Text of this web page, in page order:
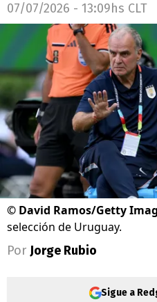
07/07/2026 - 13:09hs CLT
© David Ramos/Getty
selección de Uruguay.
Por Jorge Rubio
Sigue a